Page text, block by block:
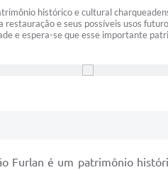
histórico e cultural
e seus possíveis usos
e espera-se que esse importante
Furlan é um patrimônio